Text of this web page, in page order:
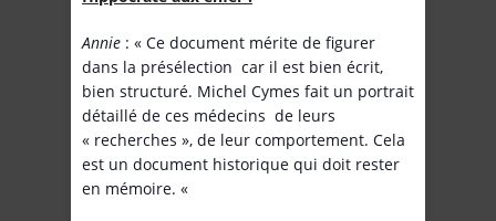
Annie : « Ce document mérite de figurer
dans la présélection car il est bien écrit,
bien structuré. Michel Cymes fait un portrait
détaillé de ces médecins de leurs
« recherches », de leur comportement. Cela
est un document historique qui doit rester
en mémoire. «